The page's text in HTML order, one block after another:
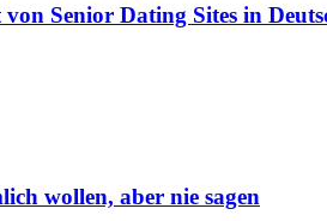
Senior Dating Sites in
wollen, aber nie sagen